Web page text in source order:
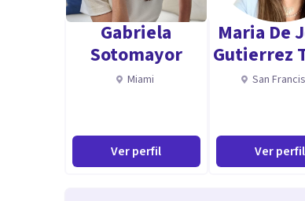
Aptitudes
Licenciatura en Psicología por parte de la
Maestría en Psicoterapia Psicoanalítica
Actualmente cursando la formación en
Gabriela
Sotomayor
Miami
Ver perfil
Maria De
Gutierrez
San
Ver perfil